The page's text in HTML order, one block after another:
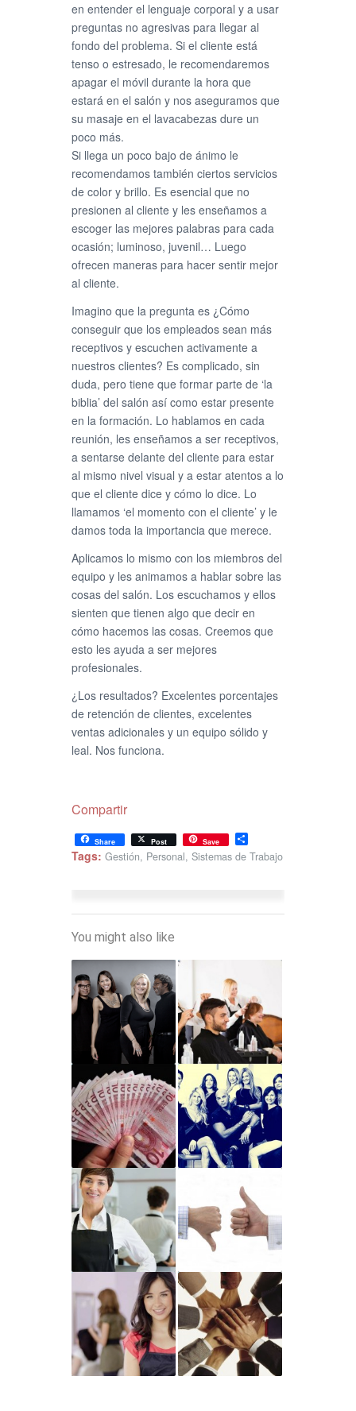
en entender el lenguaje corporal y a usar
preguntas no agresivas para llegar al
fondo del problema. Si el cliente está
tenso o estresado, le recomendaremos
apagar el móvil durante la hora que
estará en el salón y nos aseguramos que
su masaje en el lavacabezas dure un
poco más.
Si llega un poco bajo de ánimo le
recomendamos también ciertos servicios
de color y brillo. Es esencial que no
presionen al cliente y les enseñamos a
escoger las mejores palabras para cada
ocasión; luminoso, juvenil… Luego
ofrecen maneras para hacer sentir mejor
al cliente.
Imagino que la pregunta es ¿Cómo
conseguir que los empleados sean más
receptivos y escuchen activamente a
nuestros clientes? Es complicado, sin
duda, pero tiene que formar parte de ‘la
biblia’ del salón así como estar presente
en la formación. Lo hablamos en cada
reunión, les enseñamos a ser receptivos,
a sentarse delante del cliente para estar
al mismo nivel visual y a estar atentos a lo
que el cliente dice y cómo lo dice. Lo
llamamos ‘el momento con el cliente’ y le
damos toda la importancia que merece.
Aplicamos lo mismo con los miembros del
equipo y les animamos a hablar sobre las
cosas del salón. Los escuchamos y ellos
sienten que tienen algo que decir en
cómo hacemos las cosas. Creemos que
esto les ayuda a ser mejores
profesionales.
¿Los resultados? Excelentes porcentajes
de retención de clientes, excelentes
ventas adicionales y un equipo sólido y
leal. Nos funciona.
Compartir
Share Post Save
Tags: Gestión, Personal, Sistemas de Trabajo
You might also like